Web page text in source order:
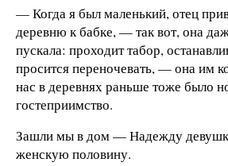
— Когда я был маленький, отец
деревню к бабке, — так вот, она
пускала: проходит табор,
просится переночевать, — она им
нас в деревнях раньше тоже было
гостеприимство.
Зашли мы в дом — Надежду
женскую половину.